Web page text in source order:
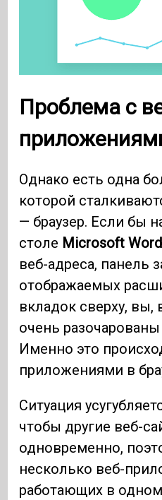
Проблема с
Однако есть одна
которой
— браузер. Если бы
столе Microsoft Word
веб-адреса, панель
отображаемых
вкладок сверху,
очень
Именно это
приложениями в
Ситуация
чтобы другие веб-
одновременно,
несколько веб-
работающих в одном